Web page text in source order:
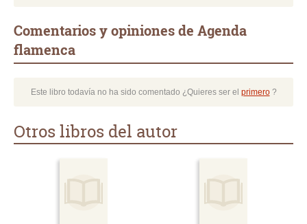
Comentarios y opiniones de Agenda
flamenca
Este libro todavía no ha sido comentado ¿Quieres ser el primero?
Otros libros del autor